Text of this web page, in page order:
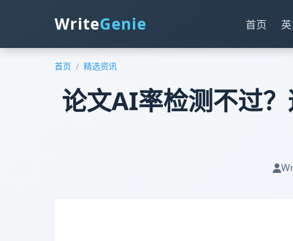
WriteGenie 首页
首页 / 精选资讯
论文AI率检测不过